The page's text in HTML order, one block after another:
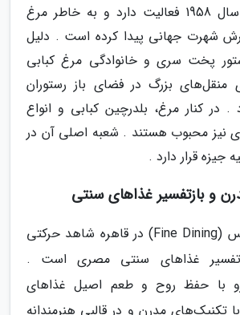
خانوادگی از سال 1958 فعالیت دارد و به خاطر مرغ
شهرت جهانی پیدا کرده است . دلیل
پخت سری و خانوادگی مرغ کبابی
بزرگ در فضای باز رستوران
در کنار مرغ، بلدرچین کبابی و انواع
نیز محبوب هستند . شعبه اصلی آن در
جیزه قرار دارد .
و بازتفسیر غذاهای سنتی
صحنه آشپزی لوکس (Fine Dining) در قاهره شاهد حرکتی
غذاهای سنتی مصری است .
با حفظ روح و طعم اصیل غذاهای
تکنیک‌های مدرن و در قالبی هنرمندانه